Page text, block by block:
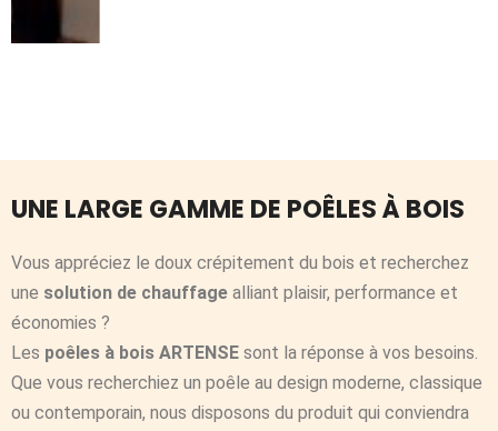
UNE LARGE GAMME DE POÊLES À BOIS
Vous appréciez le doux crépitement du bois et recherchez
une solution de chauffage alliant plaisir, performance et
économies ?
Les poêles à bois ARTENSE sont la réponse à vos besoins.
Que vous recherchiez un poêle au design moderne, classique
ou contemporain, nous disposons du produit qui conviendra